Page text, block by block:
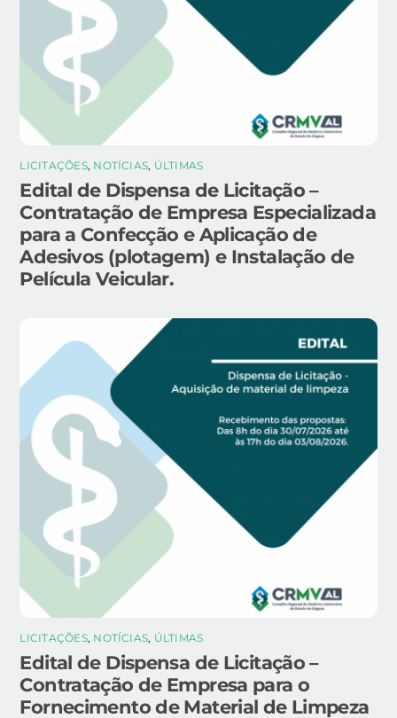
LICITAÇÕES, NOTÍCIAS, ÚLTIMAS
Edital de Dispensa de Licitação –
Contratação de Empresa Especializada
para a Confecção e Aplicação de
Adesivos (plotagem) e Instalação de
Película Veicular.
LICITAÇÕES, NOTÍCIAS, ÚLTIMAS
Edital de Dispensa de Licitação –
Contratação de Empresa para o
Fornecimento de Material de Limpeza